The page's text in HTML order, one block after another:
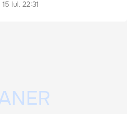
15 Iul. 22:31